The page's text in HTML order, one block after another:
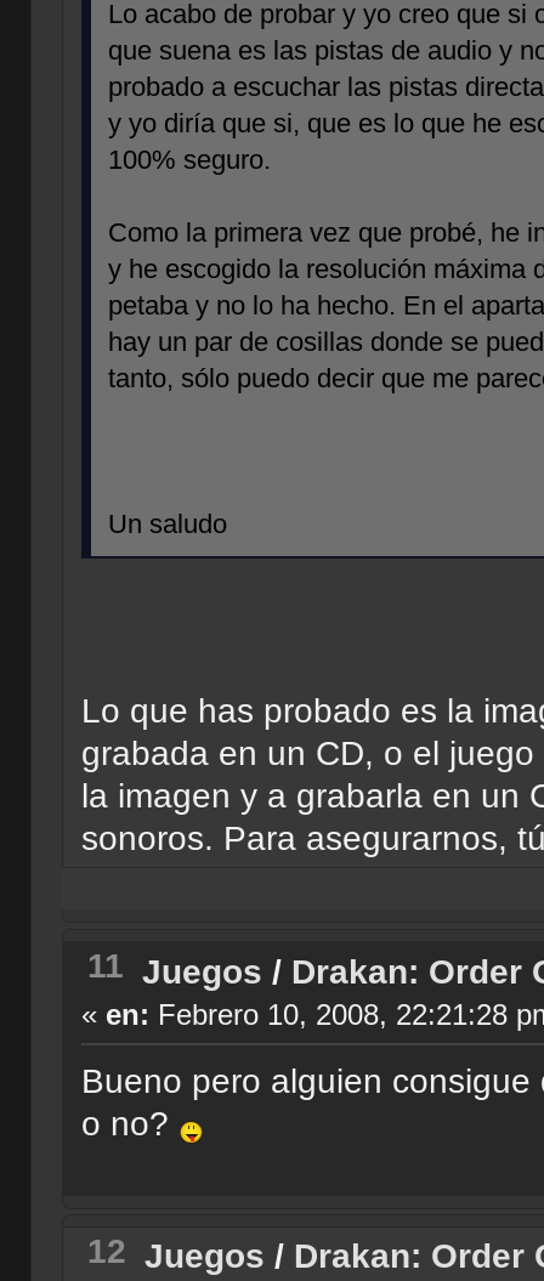
Lo acabo de probar y yo creo que
que suena es las pistas de audio y
probado a escuchar las pistas
y yo diría que si, que es lo que he
100% seguro.
Como la primera vez que probé, he
y he escogido la resolución máxima
petaba y no lo ha hecho. En el
hay un par de cosillas donde se
tanto, sólo puedo decir que me
Un saludo
Lo que has probado es la
grabada en un CD, o el
la imagen y a grabarla en un
sonoros. Para asegurarnos,
11 Juegos / Drakan: Order
« en: Febrero 10, 2008, 22:21:28
Bueno pero alguien
o no?
12 Juegos / Drakan: Order